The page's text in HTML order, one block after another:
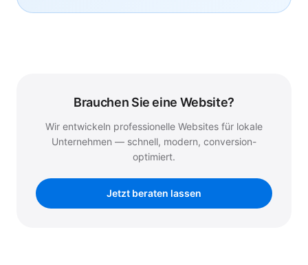
Brauchen Sie eine Website?
Wir entwickeln professionelle Websites für lokale
Unternehmen — schnell, modern, conversion-
optimiert.
Jetzt beraten lassen